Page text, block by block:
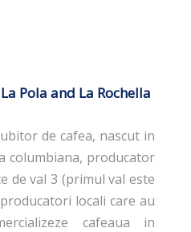
Pola and La Rochella
de cafea, nascut in
columbiana, producator
de val 3 (primul val este
locali care au
cafeaua in